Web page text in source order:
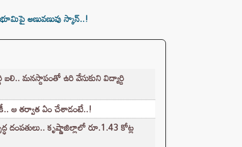
అణువణువు స్కాన్..!
మనస్దాపంతో ఉరి వేసుకుని విద్యార్ది
ఆ తర్వాత ఏం చేశాడంటే..!
దంపతులు.. కృష్ణాజిల్లాలో రూ.1.43 కోట్ల